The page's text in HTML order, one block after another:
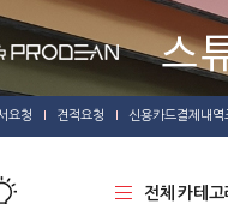
요청 견적요청 신용카드결제내역
전체 카테고